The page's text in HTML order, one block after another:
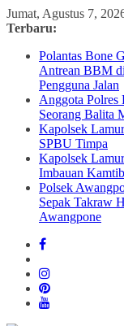
Skip
to
Jumat, Agustus 7,
Terbaru:
Polantas Bone
Antrean BBM
Pengguna Jalan
Anggota Polres
Seorang Balita
Kapolsek
SPBU Timpa
Kapolsek
Imbauan
Polsek
Sepak Takraw
Awangpone